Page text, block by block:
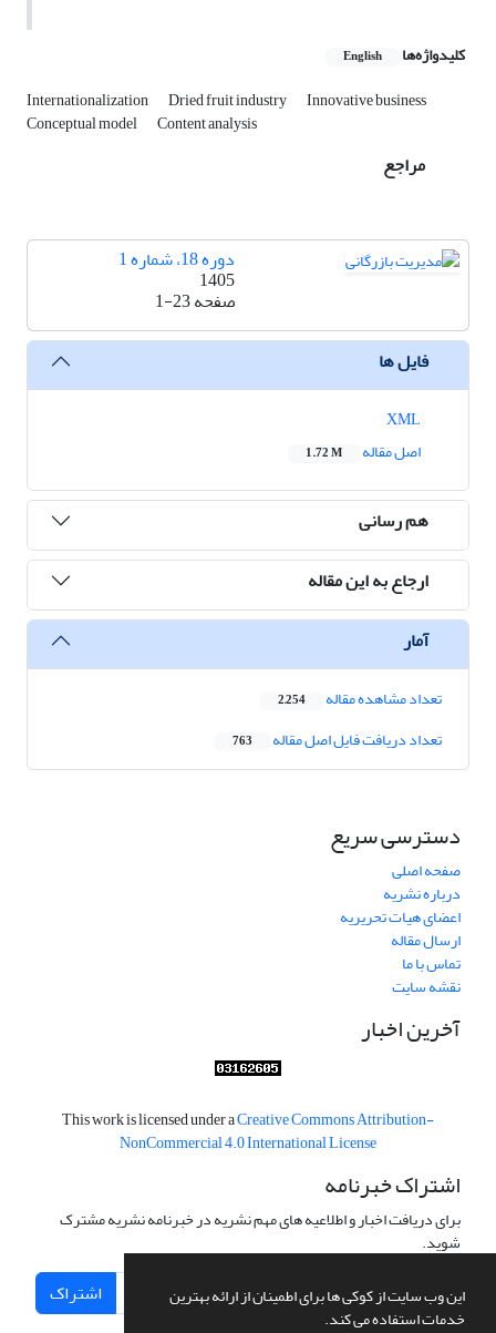
این وب سایت از کوکی ها برای اطمینان از ارائه بهترین
خدمات استفاده می کند.
کلیدواژه‌ها English
Internationalization Dried fruit industry Innovative business
Conceptual model Content analysis
مراجع
دوره 18، شماره 1
1405
صفحه1-23
فایل ها
اصل مقاله
1.72 M
هم رسانی
ارجاع به این مقاله
آمار
تعداد مشاهده مقاله 2,254
تعداد دریافت فایل اصل مقاله 763
دسترسی سریع
صفحه اصلی
درباره نشریه
اعضای هیات تحریریه
ارسال مقاله
تماس با ما
نقشه سایت
آخرین اخبار
This work is licensed under aCreative Commons Attribution-
NonCommercial 4.0 International License
اشتراک خبرنامه
برای دریافت اخبار و اطلاعیه های مهم نشریه در خبرنامه نشریه مشترک
شوید.
اشتراک